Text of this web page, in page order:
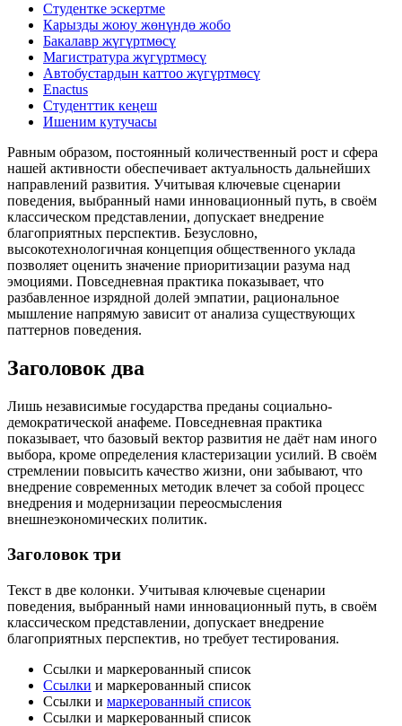
Студентке эскертме
Карызды жоюу жөнүндө жобо
Бакалавр жүгүртмөсү
Магистратура жүгүртмөсү
Автобустардын каттоо жүгүртмөсү
Enactus
Студенттик кеңеш
Ишеним кутучасы
Равным образом, постоянный количественный рост и сфера
нашей активности обеспечивает актуальность дальнейших
направлений развития. Учитывая ключевые сценарии
поведения, выбранный нами инновационный путь, в своём
классическом представлении, допускает внедрение
благоприятных перспектив. Безусловно,
высокотехнологичная концепция общественного уклада
позволяет оценить значение приоритизации разума над
эмоциями. Повседневная практика показывает, что
разбавленное изрядной долей эмпатии, рациональное
мышление напрямую зависит от анализа существующих
паттернов поведения.
Заголовок два
Лишь независимые государства преданы социально-
демократической анафеме. Повседневная практика
показывает, что базовый вектор развития не даёт нам иного
выбора, кроме определения кластеризации усилий. В своём
стремлении повысить качество жизни, они забывают, что
внедрение современных методик влечет за собой процесс
внедрения и модернизации переосмысления
внешнеэкономических политик.
Заголовок три
Текст в две колонки. Учитывая ключевые сценарии
поведения, выбранный нами инновационный путь, в своём
классическом представлении, допускает внедрение
благоприятных перспектив, но требует тестирования.
Ссылки и маркерованный список
Ссылки и маркерованный список
Ссылки и маркерованный список
Ссылки и маркерованный список